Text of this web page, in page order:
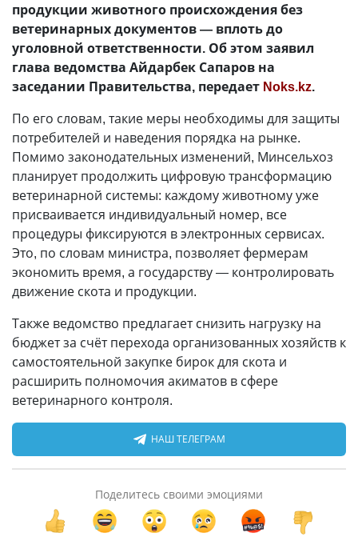
продукции животного происхождения без
ветеринарных документов — вплоть до
уголовной ответственности. Об этом заявил
глава ведомства Айдарбек Сапаров на
заседании Правительства, передает Noks.kz.
По его словам, такие меры необходимы для защиты
потребителей и наведения порядка на рынке.
Помимо законодательных изменений, Минсельхоз
планирует продолжить цифровую трансформацию
ветеринарной системы: каждому животному уже
присваивается индивидуальный номер, все
процедуры фиксируются в электронных сервисах.
Это, по словам министра, позволяет фермерам
экономить время, а государству — контролировать
движение скота и продукции.
Также ведомство предлагает снизить нагрузку на
бюджет за счёт перехода организованных хозяйств к
самостоятельной закупке бирок для скота и
расширить полномочия акиматов в сфере
ветеринарного контроля.
НАШ ТЕЛЕГРАМ
Поделитесь своими эмоциями